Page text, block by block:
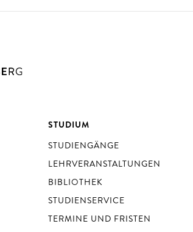
STUDIUM
STUDIENGÄNGE
LEHRVERANSTALTUNGEN
BIBLIOTHEK
STUDIENSERVICE
TERMINE UND FRISTEN